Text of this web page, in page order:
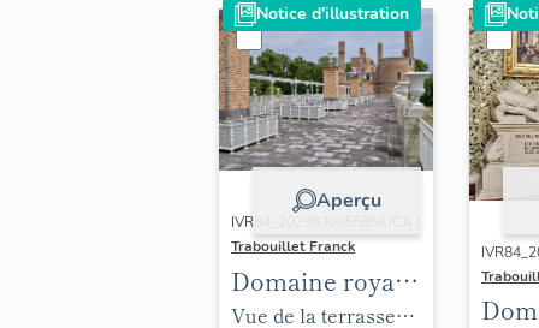
Notice d'illustration
Aperçu
IVR84_20236300558NUCA |
Trabouillet Franck
Domaine royal
de Randan
Vue de la terrasse